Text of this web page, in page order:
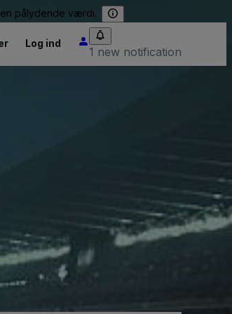
pålydende værdi.
Log ind
1 new notification